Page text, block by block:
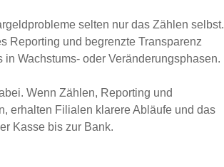
selten nur das Zählen selbst.
Reporting und begrenzte Transparenz
Wachstums- oder Veränderungsphasen.
Wenn Zählen, Reporting und
erhalten Filialen klarere Abläufe und das
Kasse bis zur Bank.